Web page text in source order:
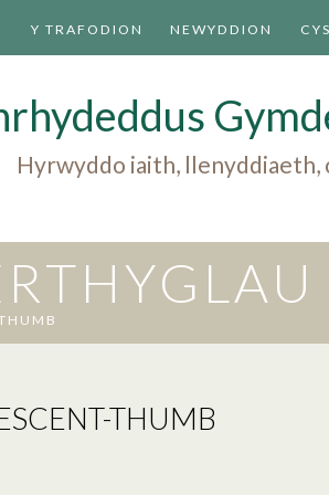
Y TRAFODION NEWYDDION
Hyrwyddo iaith, llenyddiaeth,
THUMB